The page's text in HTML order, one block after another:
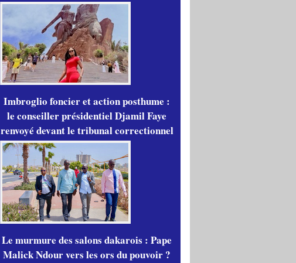
Imbroglio foncier et action posthume :
le conseiller présidentiel Djamil Faye
renvoyé devant le tribunal correctionnel
Le murmure des salons dakarois : Pape
Malick Ndour vers les ors du pouvoir ?